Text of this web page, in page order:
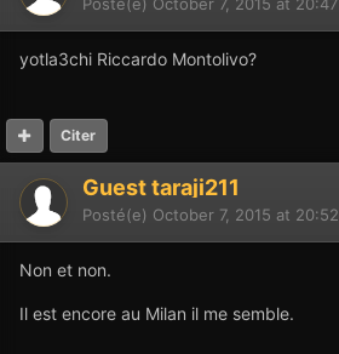
yotla3chi Riccardo Montolivo?
Citer
Guest taraji211
Posté(e) October 7, 2015 at 20:52
Non et non.
Il est encore au Milan il me semble.